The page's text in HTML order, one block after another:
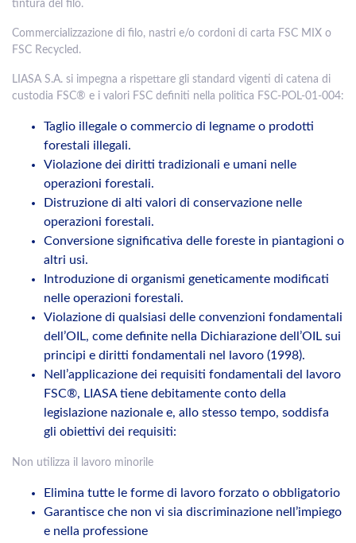
tintura del filo.
Commercializzazione di filo, nastri e/o cordoni di carta FSC MIX o
FSC Recycled.
LIASA S.A. si impegna a rispettare gli standard vigenti di catena di
custodia FSC® e i valori FSC definiti nella politica FSC-POL-01-004:
Taglio illegale o commercio di legname o prodotti
forestali illegali.
Violazione dei diritti tradizionali e umani nelle
operazioni forestali.
Distruzione di alti valori di conservazione nelle
operazioni forestali.
Conversione significativa delle foreste in piantagioni o
altri usi.
Introduzione di organismi geneticamente modificati
nelle operazioni forestali.
Violazione di qualsiasi delle convenzioni fondamentali
dell’OIL, come definite nella Dichiarazione dell’OIL sui
principi e diritti fondamentali nel lavoro (1998).
Nell’applicazione dei requisiti fondamentali del lavoro
FSC®, LIASA tiene debitamente conto della
legislazione nazionale e, allo stesso tempo, soddisfa
gli obiettivi dei requisiti:
Non utilizza il lavoro minorile
Elimina tutte le forme di lavoro forzato o obbligatorio
Garantisce che non vi sia discriminazione nell’impiego
e nella professione